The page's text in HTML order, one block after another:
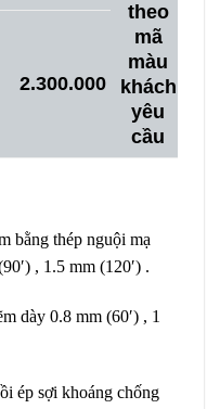
theo
mã
màu
khách
yêu
cầu
2.300.000
bằng thép nguội mạ
, 1.5 mm (120′) .
dày 0.8 mm (60′) , 1
ép sợi khoáng chống